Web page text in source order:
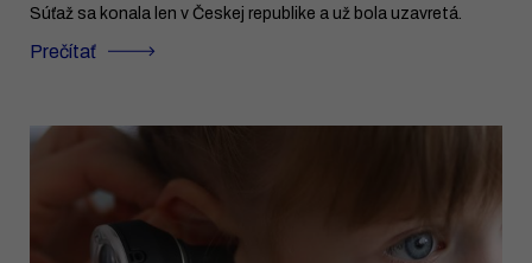
Súťaž sa konala len v Českej republike a už bola uzavretá.
Prečítať